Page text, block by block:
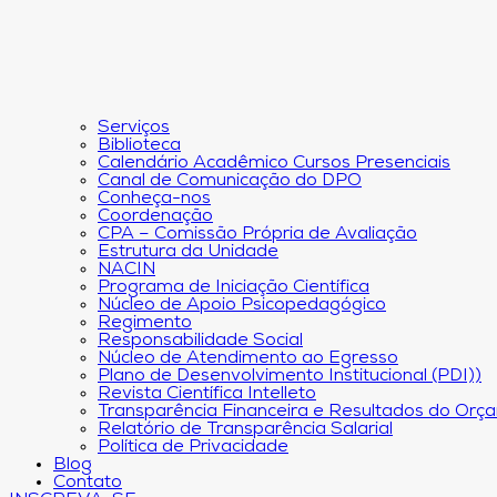
Serviços
Biblioteca
Calendário Acadêmico Cursos Presenciais
Canal de Comunicação do DPO
Conheça-nos
Coordenação
CPA – Comissão Própria de Avaliação
Estrutura da Unidade
NACIN
Programa de Iniciação Científica
Núcleo de Apoio Psicopedagógico
Regimento
Responsabilidade Social
Núcleo de Atendimento ao Egresso
Plano de Desenvolvimento Institucional (PDI))
Revista Científica Intelleto
Transparência Financeira e Resultados do
Relatório de Transparência Salarial
Política de Privacidade
Blog
Contato